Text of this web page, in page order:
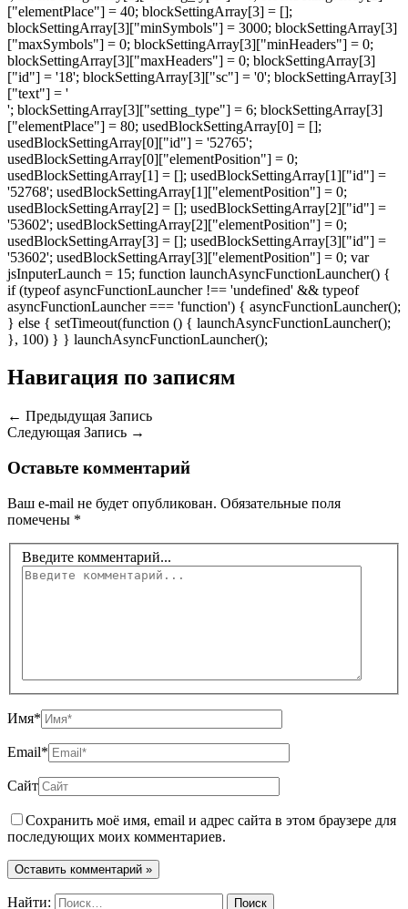
["elementPlace"] = 40; blockSettingArray[3] = [];
blockSettingArray[3]["minSymbols"] = 3000; blockSettingArray[3]
["maxSymbols"] = 0; blockSettingArray[3]["minHeaders"] = 0;
blockSettingArray[3]["maxHeaders"] = 0; blockSettingArray[3]
["id"] = '18'; blockSettingArray[3]["sc"] = '0'; blockSettingArray[3]
["text"] = '
'; blockSettingArray[3]["setting_type"] = 6; blockSettingArray[3]
["elementPlace"] = 80; usedBlockSettingArray[0] = [];
usedBlockSettingArray[0]["id"] = '52765';
usedBlockSettingArray[0]["elementPosition"] = 0;
usedBlockSettingArray[1] = []; usedBlockSettingArray[1]["id"] =
'52768'; usedBlockSettingArray[1]["elementPosition"] = 0;
usedBlockSettingArray[2] = []; usedBlockSettingArray[2]["id"] =
'53602'; usedBlockSettingArray[2]["elementPosition"] = 0;
usedBlockSettingArray[3] = []; usedBlockSettingArray[3]["id"] =
'53602'; usedBlockSettingArray[3]["elementPosition"] = 0; var
jsInputerLaunch = 15; function launchAsyncFunctionLauncher() {
if (typeof asyncFunctionLauncher !== 'undefined' && typeof
asyncFunctionLauncher === 'function') { asyncFunctionLauncher();
} else { setTimeout(function () { launchAsyncFunctionLauncher();
}, 100) } } launchAsyncFunctionLauncher();
Навигация по записям
← Предыдущая Запись
Следующая Запись →
Оставьте комментарий
Ваш e-mail не будет опубликован. Обязательные поля
помечены *
Введите комментарий...
Имя*
Email*
Сайт
Сохранить моё имя, email и адрес сайта в этом браузере для
последующих моих комментариев.
Найти: